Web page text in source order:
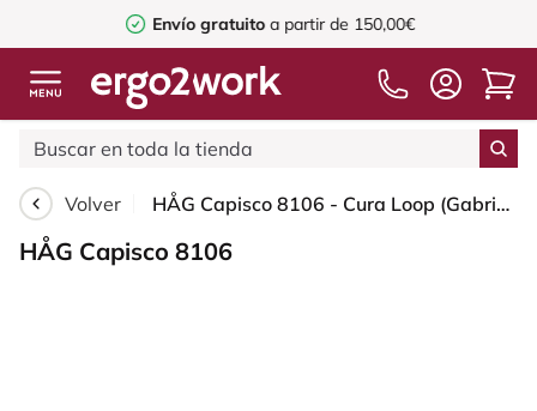
Envío gratuito a partir de 150,00€
Volver HÅG Capisco 8106 - Cura Loop (Gabriel) - Poliéster reciclados - CLP60999 Black - Silver - 265 mm (seat height 53-79cm) - Hard castors for soft floors
HÅG Capisco 8106